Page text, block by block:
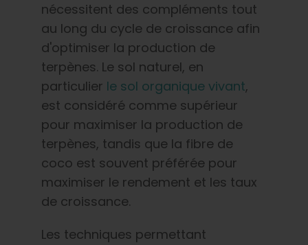
nécessitent des compléments tout
au long du cycle de croissance afin
d'optimiser la production de
terpènes. Le sol naturel, en
particulier le sol organique vivant,
est considéré comme supérieur
pour maximiser la production de
terpènes, tandis que la fibre de
coco est souvent préférée pour
maximiser le rendement et les taux
de croissance.
Les techniques permettant